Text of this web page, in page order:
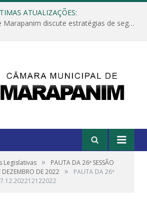
ATUALIZAÇÕES:
Câmara Municipal de Marapanim discute estratégias de segurança com autoridades e poder executivo
Legislativas »
PAUTA DA 26ª SESSÃO
DE 2022 »
PAUTA DA 26ª